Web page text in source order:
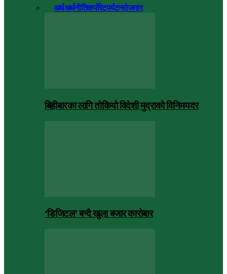
अर्थअर्थनीतिकर्पोरेटपर्यटनरोजगार
बिहीबारका लागि तोकियो विदेशी मुद्राको विनिमयदर
‘डिजिटल’ बन्दै खुला बजार कारोबार